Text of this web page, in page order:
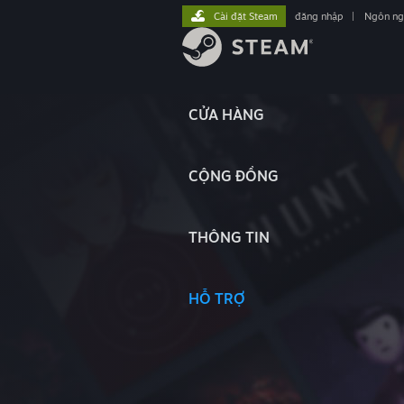
CỬA HÀNG
CỘNG ĐỒNG
THÔNG TIN
HỖ TRỢ
Cài đặt Steam đăng nhập Ngôn